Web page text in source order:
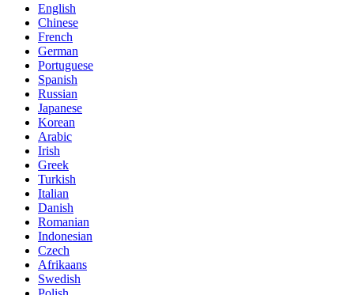
English
Chinese
French
German
Portuguese
Spanish
Russian
Japanese
Korean
Arabic
Irish
Greek
Turkish
Italian
Danish
Romanian
Indonesian
Czech
Afrikaans
Swedish